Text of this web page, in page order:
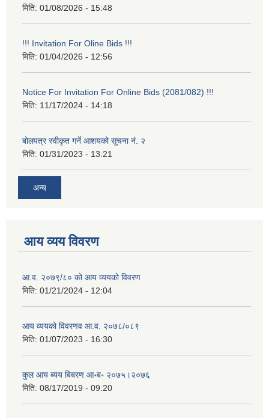
मिति: 01/08/2026 - 15:48
!!! Invitation For Oline Bids !!!
मिति: 01/04/2026 - 12:56
Notice For Invitation For Online Bids (2081/082) !!!
मिति: 11/17/2024 - 14:18
बोलपत्र स्वीकृत गर्ने आशयको सूचना नं. २
मिति: 01/31/2023 - 13:21
अन्य
आय व्यय विवरण
आ.व. २०७९/८० को आय व्ययको विवरण
मिति: 01/21/2024 - 12:04
आय व्ययको विवरणव आ.व. २०७८/०८९
मिति: 01/07/2023 - 16:30
कुल आय ब्यय बिबरण आ॰ब॰ २०७५।२०७६
मिति: 08/17/2019 - 09:20